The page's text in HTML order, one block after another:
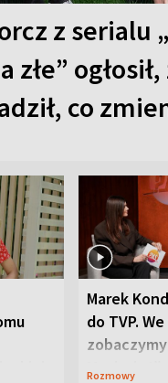
z serialu
złe”
co
Marek
do TVP.
Maciusiu I”
Rozmowy